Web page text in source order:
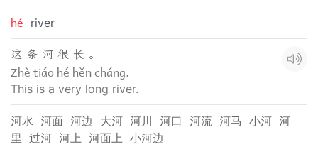
hé river
这 条 河 很 长 。
Zhè tiáo hé hěn cháng.
This is a very long river.
河水 河面 河边 大河 河川 河口 河流 河马 小河 河
里 过河 河上 河面上 小河边